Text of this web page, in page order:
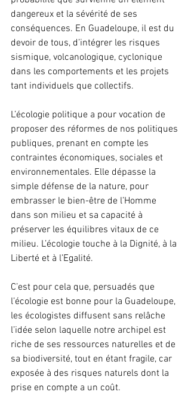
dangereux et la sévérité de ses
conséquences. En Guadeloupe, il est du
devoir de tous, d’intégrer les risques
sismique, volcanologique, cyclonique
dans les comportements et les projets
tant individuels que collectifs.
L’écologie politique a pour vocation de
proposer des réformes de nos politiques
publiques, prenant en compte les
contraintes économiques, sociales et
environnementales. Elle dépasse la
simple défense de la nature, pour
embrasser le bien-être de l’Homme
dans son milieu et sa capacité à
préserver les équilibres vitaux de ce
milieu. L’écologie touche à la Dignité, à la
Liberté et à l’Egalité.
C’est pour cela que, persuadés que
l’écologie est bonne pour la Guadeloupe,
les écologistes diffusent sans relâche
l’idée selon laquelle notre archipel est
riche de ses ressources naturelles et de
sa biodiversité, tout en étant fragile, car
exposée à des risques naturels dont la
prise en compte a un coût.